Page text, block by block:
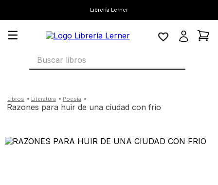
Librería Lerner
Buscar libros
literatura poesía
razones para huir de una ciudad con frio